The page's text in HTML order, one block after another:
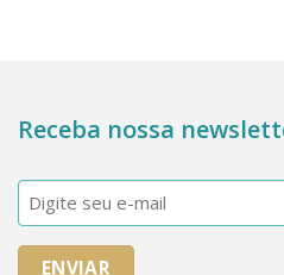
Receba nossa
E-
mail
(obrigatório)